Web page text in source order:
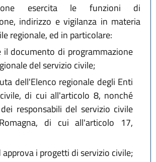
esercita le funzioni di
indirizzo e vigilanza in materia
regionale, ed in particolare:
il documento di programmazione
del servizio civile;
dell'Elenco regionale degli Enti
di cui all'articolo 8, nonché
responsabili del servizio civile
di cui all'articolo 17,
approva i progetti di servizio civile;